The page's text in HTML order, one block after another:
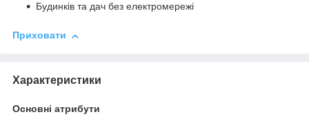
Будинків та дач без електромережі
Приховати
Характеристики
Основні атрибути